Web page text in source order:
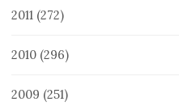
2011 (272)
2010 (296)
2009 (251)